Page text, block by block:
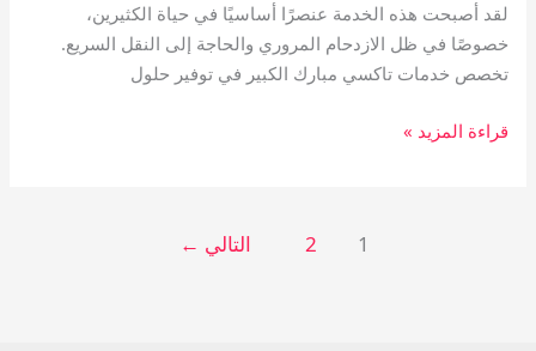
لقد أصبحت هذه الخدمة عنصرًا أساسيًا في حياة الكثيرين،
خصوصًا في ظل الازدحام المروري والحاجة إلى النقل السريع.
تخصص خدمات تاكسي مبارك الكبير في توفير حلول
قراءة المزيد »
1
2 التالي ←